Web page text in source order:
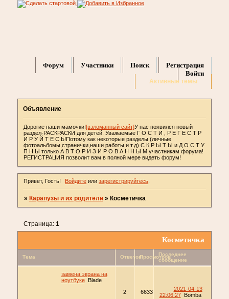
Форум Участники Поиск
Регистрация
Войти
Активные темы
Объявление
Дорогие наши мамочки![взломанный сайт]У нас появился новый
раздел-РАСКРАСКИ для детей. Уважаемые Г О С Т И , Р Е Г Е С Т Р
И Р У Й Т Е С Ь!Потому как некоторые разделы (личные
фотоальбомы,странички,наши работы и т.д) С К Р Ы Т Ы и Д О С Т У
П Н Ы только А В Т О Р И З И Р О В А Н Н Ы М участникам форума!
РЕГИСТРАЦИЯ позволит вам в полной мере видеть форум!
Привет, Гость! Войдите илизарегистрируйтесь
» Карапузы и их родители » Косметичка
Косметичка
Страница: 1
Тема ОтветовПросмотровПоследнее
сообщение
замена экрана на
ноутбуке
Blade
2
6633
2021-04-13
22:06:27
Bomba